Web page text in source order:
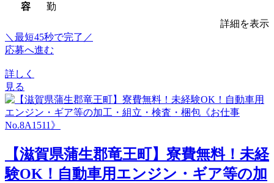
容
勤
詳細を表示
＼最短45秒で完了／
応募へ進む
詳しく
見る
【滋賀県蒲生郡竜王町】寮費無料！未経
験OK！自動車用エンジン・ギア等の加